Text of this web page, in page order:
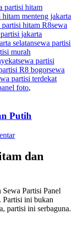
partisi hitam
hitam menteng jakarta
partisi hitam R8sewa
jakarta
selatansewa partisi
murah
sewa partisi
R8 bogorsewa
partisi terdekat
foto,
Putih
dan
Partisi Panel
Partisi ini bukan
partisi ini serbaguna.